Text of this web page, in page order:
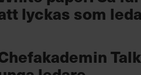
lyckas som